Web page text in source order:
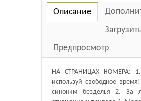
Описание
Загрузить
Предпросмотр
НА СТРАНИЦАХ НОМЕРА: 1.
используй свободное
синоним безделья 2. За